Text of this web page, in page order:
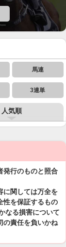
馬連
3連単
人気順
発行のものと照合
に関しては万全を
性を保証するもの
なる損害について
の責任を負いかね